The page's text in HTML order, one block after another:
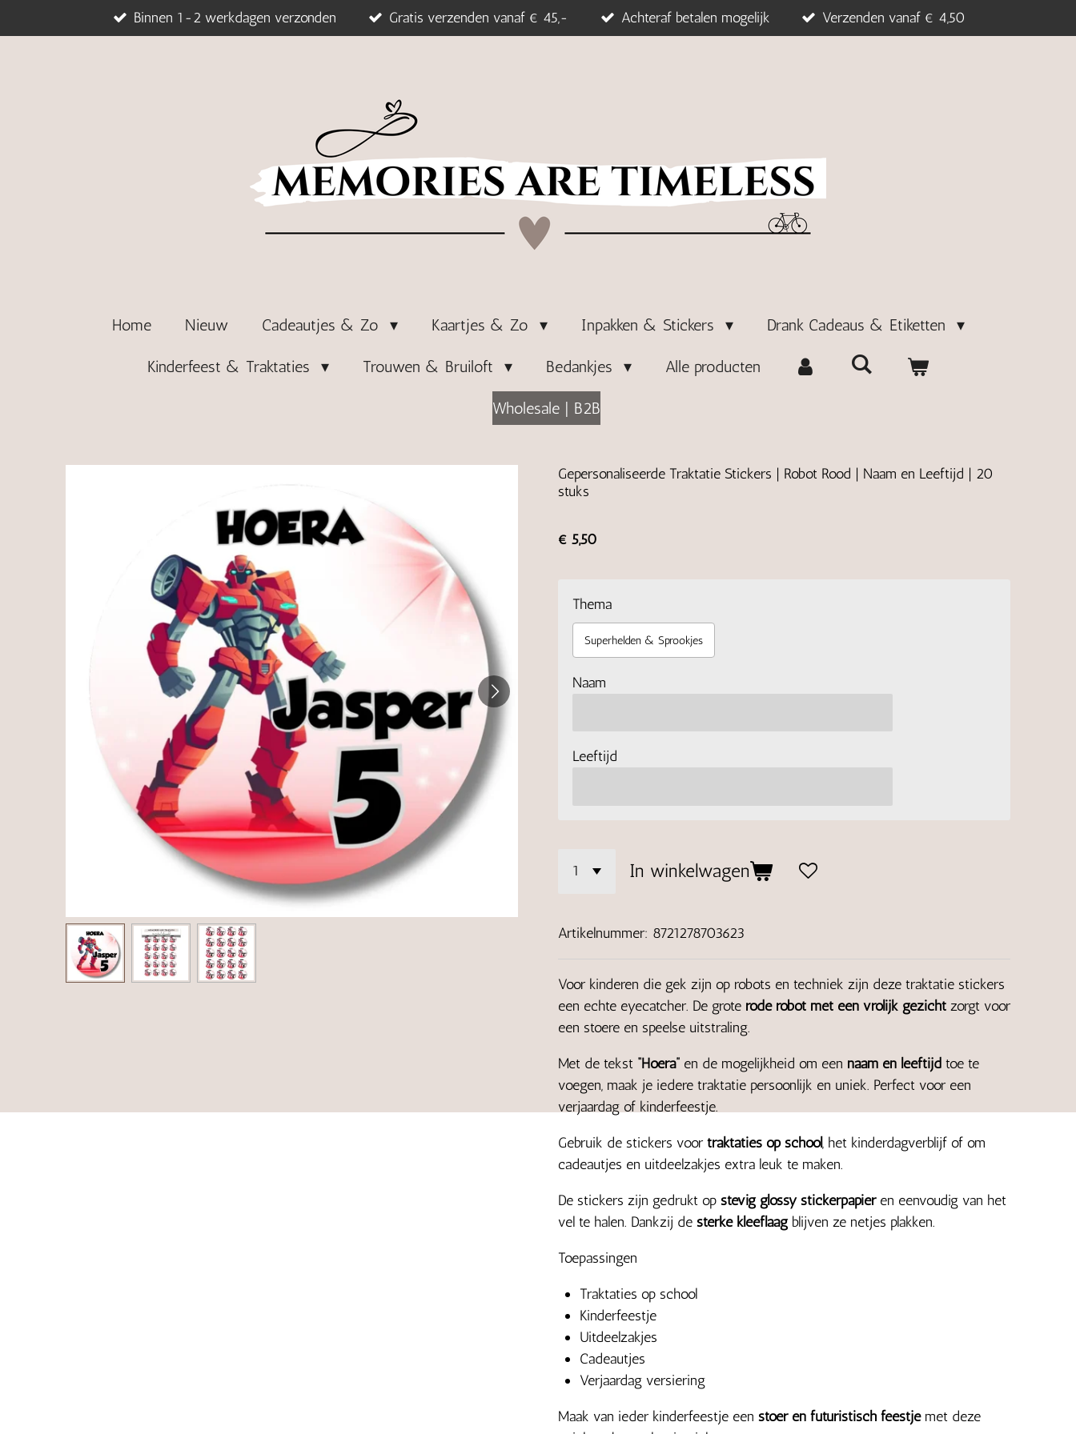
direct
Binnen 1-2 werkdagen verzonden Gratis verzenden vanaf € 45,- Achteraf betalen mogelijk Verzenden vanaf € 4,50
Home Nieuw Cadeautjes & Zo Kaartjes & Zo Inpakken & Stickers Drank Cadeaus & Etiketten
Kinderfeest & Traktaties Trouwen & Bruiloft Bedankjes Alle producten
Wholesale | B2B
Gepersonaliseerde Traktatie Stickers | Robot Rood | Naam en Leeftijd | 20
stuks
€ 5,50
Thema
Superhelden & Sprookjes
Naam
Leeftijd
In winkelwagen
Artikelnummer: 8721278703623
Voor kinderen die gek zijn op robots en techniek zijn deze traktatie stickers
een echte eyecatcher. De grote rode robot met een vrolijk gezicht zorgt voor
een stoere en speelse uitstraling.
Met de tekst “Hoera” en de mogelijkheid om een naam en leeftijd toe te
voegen, maak je iedere traktatie persoonlijk en uniek. Perfect voor een
verjaardag of kinderfeestje.
Gebruik de stickers voor traktaties op school, het kinderdagverblijf of om
cadeautjes en uitdeelzakjes extra leuk te maken.
De stickers zijn gedrukt op stevig glossy stickerpapieren eenvoudig van het
vel te halen. Dankzij de sterke kleeflaagblijven ze netjes plakken.
Toepassingen
Traktaties op school
Kinderfeestje
Uitdeelzakjes
Cadeautjes
Verjaardag versiering
Maak van ieder kinderfeestje een stoer en futuristisch feestjemet deze